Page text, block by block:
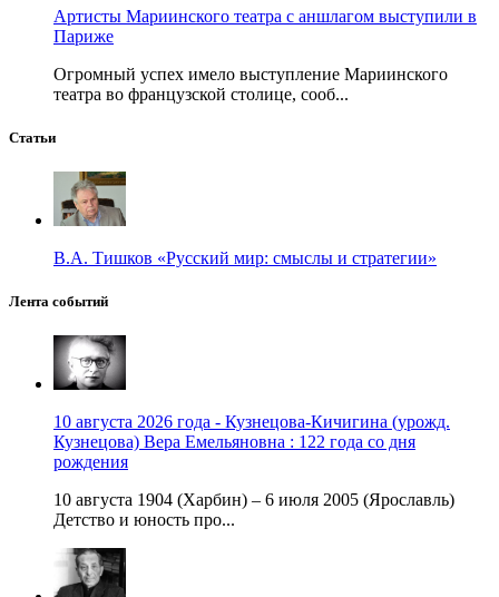
Артисты Мариинского театра с аншлагом выступили в
Париже
Огромный успех имело выступление Мариинского
театра во французской столице, сооб...
Статьи
В.А. Тишков «Русский мир: смыслы и стратегии»
Лента событий
10 августа 2026 года - Кузнецова-Кичигина (урожд.
Кузнецова) Вера Емельяновна : 122 года со дня
рождения
10 августа 1904 (Харбин) – 6 июля 2005 (Ярославль)
Детство и юность про...